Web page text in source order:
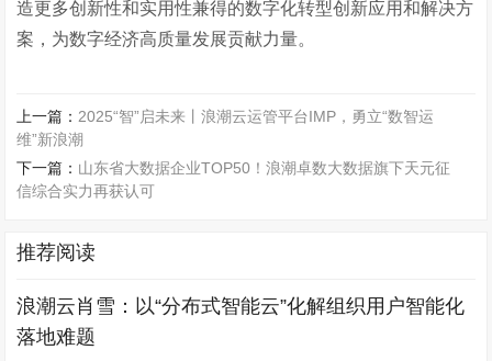
造更多创新性和实用性兼得的数字化转型创新应用和解决方
案，为数字经济高质量发展贡献力量。
上一篇： 2025“智”启未来丨浪潮云运管平台IMP，勇立“数智运
维”新浪潮
下一篇： 山东省大数据企业TOP50！浪潮卓数大数据旗下天元征
信综合实力再获认可
推荐阅读
浪潮云肖雪：以“分布式智能云”化解组织用户智能化
落地难题